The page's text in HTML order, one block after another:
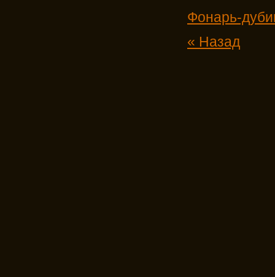
Фонарь-
« Назад